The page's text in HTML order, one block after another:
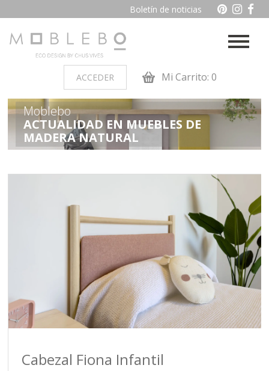
Boletín de noticias
ACCEDER Mi Carrito: 0
PRODUCTOS POR AMBIENTES
Auxiliares Baño
Cocina Dormitorio juvenil
Oficina y otros
Moblebo
ACTUALIDAD EN MUEBLES DE
MADERA NATURAL
Cabezal Fiona Infantil